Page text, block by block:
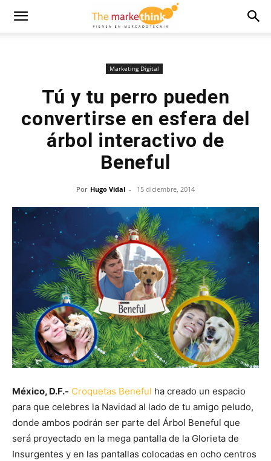
Marketing Digital
Tú y tu perro pueden
convertirse en esfera del
árbol interactivo de
Beneful
Por Hugo Vidal - 15 diciembre, 2014
México, D.F.- Croquetas Beneful ha creado un espacio
para que celebres la Navidad al lado de tu amigo peludo,
donde ambos podrán ser parte del Árbol Beneful que
será proyectado en la mega pantalla de la Glorieta de
Insurgentes y en las pantallas colocadas en ocho centros